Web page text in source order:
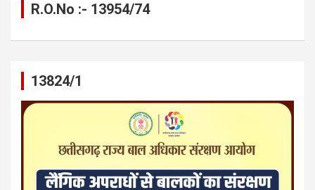
R.O.No :- 13954/74
13824/1